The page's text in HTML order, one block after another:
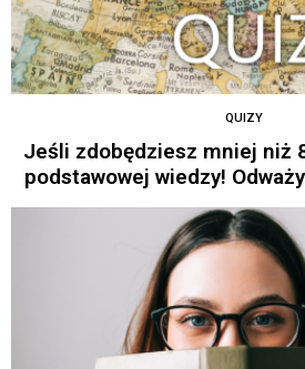
QUIZY
Jeśli zdobędziesz mniej niż
podstawowej wiedzy!